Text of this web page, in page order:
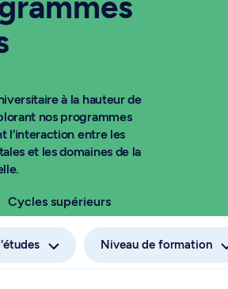
à la hauteur de
nos programmes
l’interaction entre les
et les domaines de la
Cycles supérieurs
Niveau de formation